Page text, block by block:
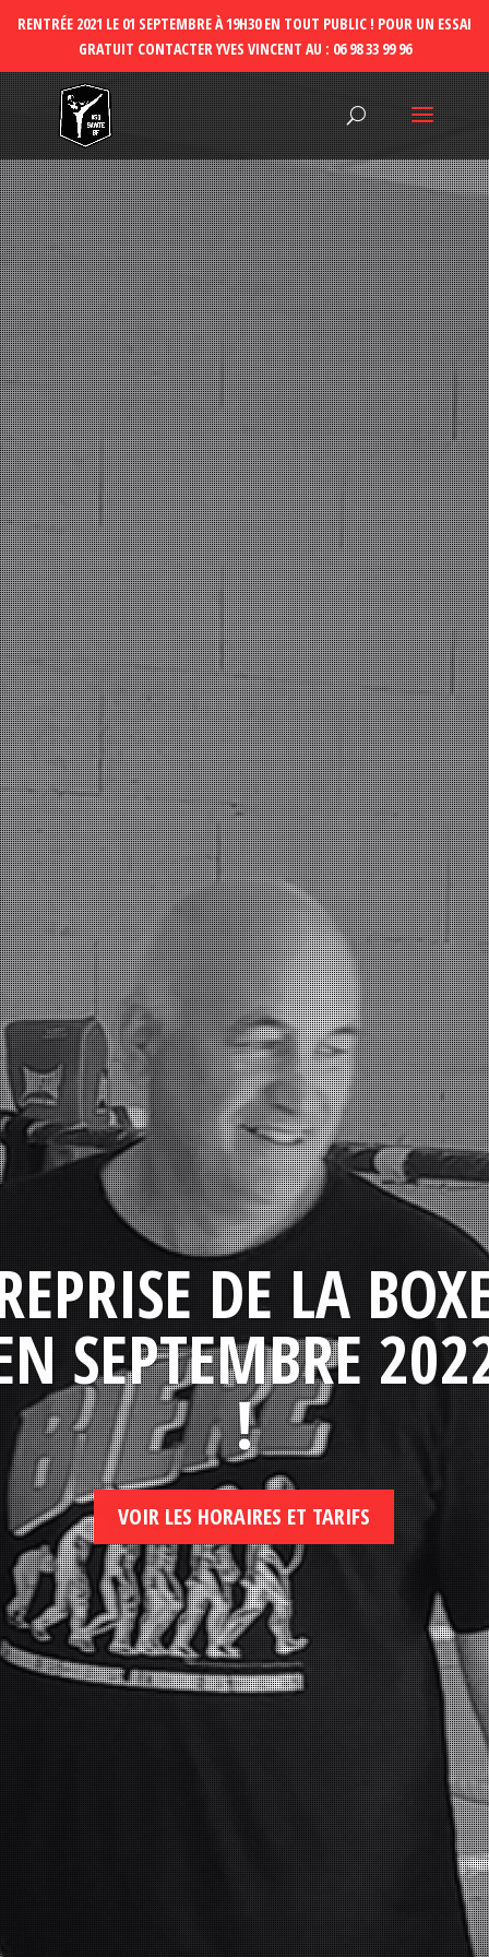
DE LA
SEPTEMBRE
!
VOIR LES HORAIRES ET TARIFS